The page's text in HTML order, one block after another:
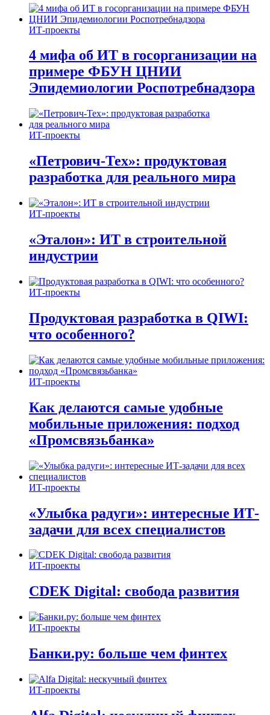
ИТ-проекты
4 мифа об ИТ в госорганизации на
примере ФБУН ЦНИИ
Эпидемиологии Роспотребнадзора
ИТ-проекты
«Петрович-Тех»: продуктовая
разработка для реального мира
ИТ-проекты
«Эталон»: ИТ в строительной
индустрии
ИТ-проекты
Продуктовая разработка в QIWI:
что особенного?
ИТ-проекты
Как делаются самые удобные
мобильные приложения: подход
«Промсвязьбанка»
ИТ-проекты
«Улыбка радуги»: интересные ИТ-
задачи для всех специалистов
ИТ-проекты
CDEK Digital: свобода развития
ИТ-проекты
Банки.ру: больше чем финтех
ИТ-проекты